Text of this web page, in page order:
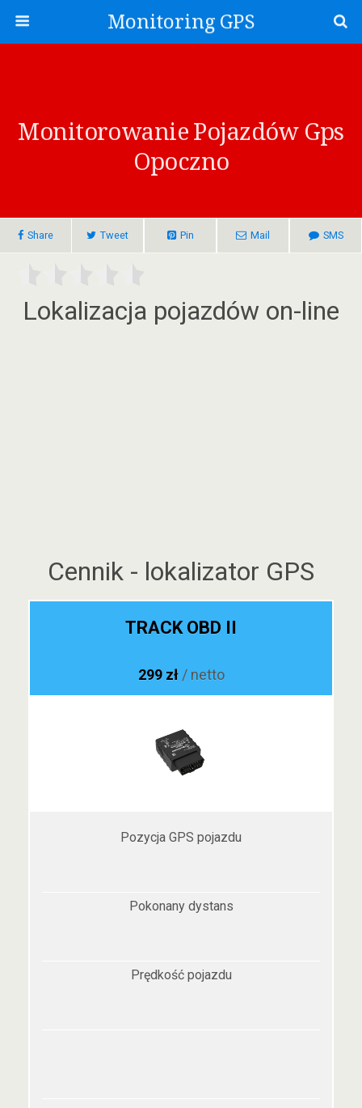
Monitoring GPS
Monitorowanie Pojazdów Gps
Opoczno
Share Tweet Pin Mail SMS
Lokalizacja pojazdów on-line
Cennik - lokalizator GPS
TRACK OBD II
299 zł / netto
Pozycja GPS pojazdu
Pokonany dystans
Prędkość pojazdu